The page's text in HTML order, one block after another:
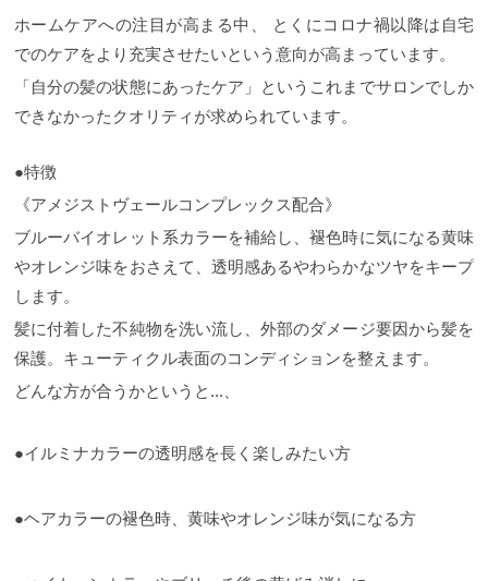
ホームケアへの注目が高まる中、 とくにコロナ禍以降は自宅
でのケアをより充実させたいという意向が高まっています。
「自分の髪の状態にあったケア」というこれまでサロンでしか
できなかったクオリティが求められています。
●特徴
《アメジストヴェールコンプレックス配合》
ブルーバイオレット系カラーを補給し、褪色時に気になる黄味
やオレンジ味をおさえて、透明感あるやわらかなツヤをキープ
します。
髪に付着した不純物を洗い流し、外部のダメージ要因から髪を
保護。キューティクル表面のコンディションを整えます。
どんな方が合うかというと...、
●イルミナカラーの透明感を長く楽しみたい方
●ヘアカラーの褪色時、黄味やオレンジ味が気になる方